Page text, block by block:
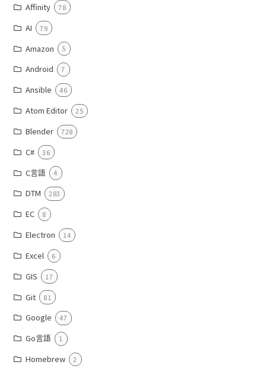
Affinity 78
AI 79
Amazon 5
Android 7
Ansible 46
Atom Editor 25
Blender 728
C# 36
C言語 4
DTM 283
EC 8
Electron 14
Excel 6
GIS 17
Git 81
Google 47
Go言語 1
Homebrew 2